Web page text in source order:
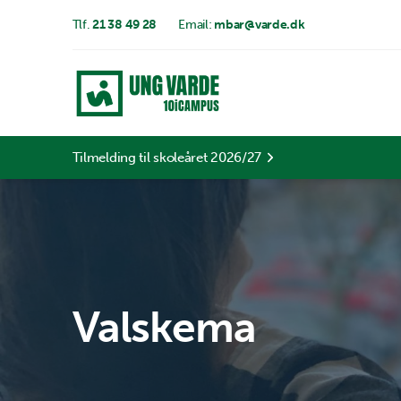
Tlf.21 38 49 28 Email: mbar@varde.dk
Tilmelding til skoleåret 2026/27
Valskema